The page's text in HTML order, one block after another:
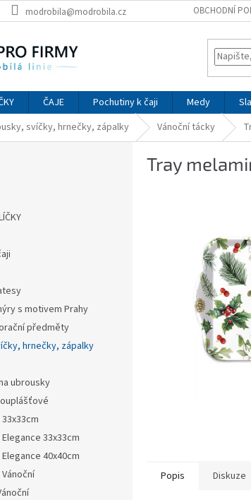
modrobila@modrobila.cz OBCHODNÍ
ČAJE Pochutiny k čaji Medy
svíčky, hrnečky, zápalky Vánoční tácky
s motivem Prahy
předměty
hrnečky, zápalky
ubrousky
33x33cm
40x40cm
Tray
Popis Diskuze